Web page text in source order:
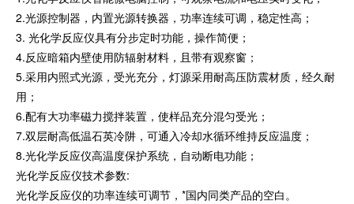
2.光源控制器，内置光源转换器，功率连续可调，稳定性高；
3. 光化学反应仪具有分步定时功能，操作简便；
4.反应暗箱内壁使用防辐射材料，且带有观察窗；
5.采用内照式光源，受光充分，灯源采用耐高压防震材质，经久耐
用；
6.配有大功率磁力搅拌装置，使样品充分混匀受光；
7.双层耐高低温石英冷阱，可通入冷却水循环维持反应温度；
8.光化学反应仪高温度保护系统，自动断电功能；
光化学反应仪技术参数:
光化学反应仪的功率连续可调节，*国内同类产品的空白。